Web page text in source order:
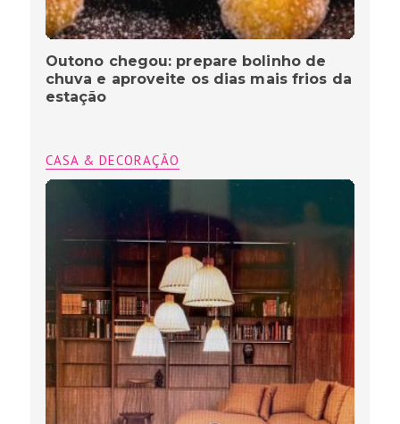
Outono chegou: prepare bolinho de
chuva e aproveite os dias mais frios da
estação
CASA & DECORAÇÃO